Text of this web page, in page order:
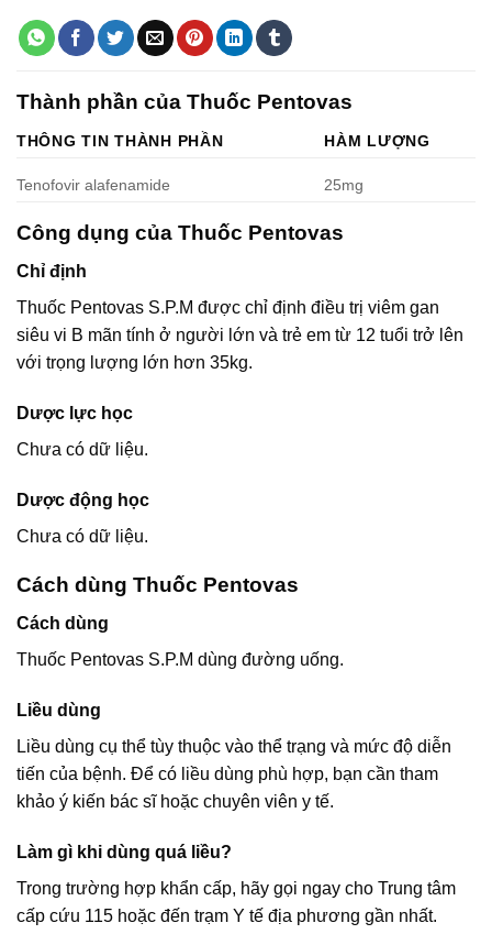
Thành phần của Thuốc Pentovas
THÔNG TIN THÀNH PHẦN HÀM LƯỢNG
Tenofovir alafenamide 25mg
Công dụng của Thuốc Pentovas
Chỉ định
Thuốc Pentovas S.P.M được chỉ định điều trị viêm gan
siêu vi B mãn tính ở người lớn và trẻ em từ 12 tuổi trở lên
với trọng lượng lớn hơn 35kg.
Dược lực học
Chưa có dữ liệu.
Dược động học
Chưa có dữ liệu.
Cách dùng Thuốc Pentovas
Cách dùng
Thuốc Pentovas S.P.M dùng đường uống.
Liều dùng
Liều dùng cụ thể tùy thuộc vào thể trạng và mức độ diễn
tiến của bệnh. Để có liều dùng phù hợp, bạn cần tham
khảo ý kiến bác sĩ hoặc chuyên viên y tế.
Làm gì khi dùng quá liều?
Trong trường hợp khẩn cấp, hãy gọi ngay cho Trung tâm
cấp cứu 115 hoặc đến trạm Y tế địa phương gần nhất.